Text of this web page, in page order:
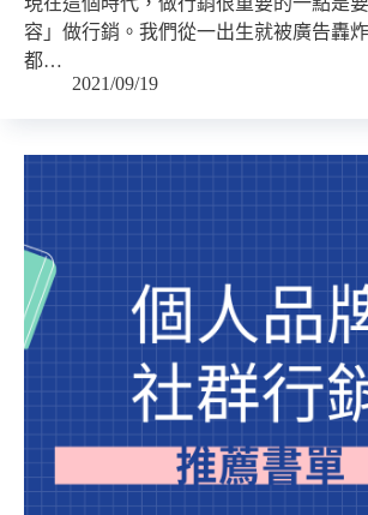
容」做行銷。我們從一出生就被廣告轟
都…
2021/09/19